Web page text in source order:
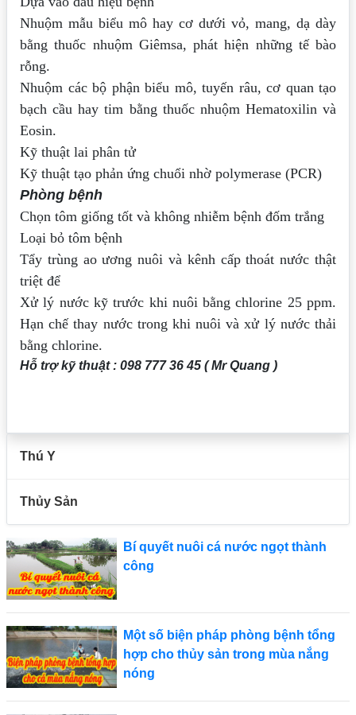
Nhuộm mẫu biểu mô hay cơ dưới vỏ, mang, dạ dày
bằng thuốc nhuộm Giêmsa, phát hiện những tế bào
rỗng.
Nhuộm các bộ phận biểu mô, tuyến râu, cơ quan tạo
bạch cầuhay tim bằng thuốc nhuộm Hematoxilin và
Eosin.
Kỹ thuật lai phân tử
Kỹ thuật tạo phản ứng chuổi nhờ polymerase (PCR)
Phòng bệnh
Chọn tôm giống tốt và không nhiễm bệnh đốm trắng
Loại bỏ tôm bệnh
Tẩy trùng ao ương nuôi và kênh cấp thoát nước thật
triệt để
Xử lý nước kỹ trước khi nuôi bằng chlorine 25 ppm.
Hạn chếthay nước trong khi nuôi và xử lý nước thải
bằng chlorine.
Hỗ trợ kỹ thuật : 098 777 36 45 ( Mr Quang )
Thú Y
Thủy Sản
Bí quyết nuôi cá nước ngọt thành
công
Một số biện pháp phòng bệnh tổng
hợp cho thủy sản trong mùa nắng
nóng